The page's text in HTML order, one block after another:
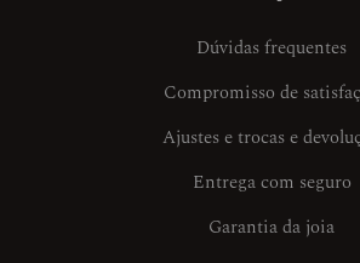
Dúvidas frequentes
Compromisso de
Ajustes e trocas e
Entrega com seguro
Garantia da joia